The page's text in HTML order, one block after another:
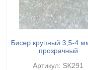
Бисер крупный 3,5-4
прозрачный
Артикул: SK291